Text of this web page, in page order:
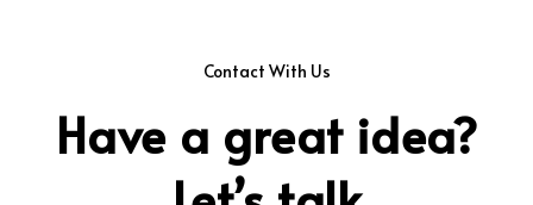
Contact With Us
Have a great idea?